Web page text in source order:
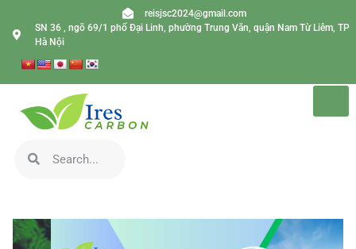
reisjsc2024@gmail.com
SN 36 , ngõ 69/1 phố Đại Linh, phường Trung Văn, quận Nam Từ Liêm, TP
Hà Nội